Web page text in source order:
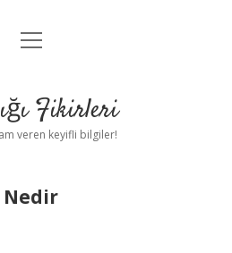
Anasayfa
Uyarı
menüyü
Fikirleri
veren keyifli bilgiler!
Nedir